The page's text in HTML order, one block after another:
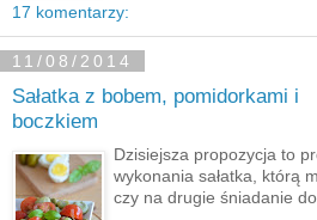
17 komentarzy:
11/08/2014
Sałatka z bobem, pomidorkami i
boczkiem
Dzisiejsza propozycja to
wykonania sałatka, którą
czy na drugie śniadanie